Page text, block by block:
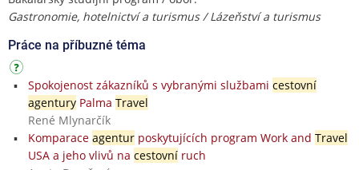
Gastronomie, hotelnictví a turismus / Lázeňství a turismus
Práce na příbuzné téma
Spokojenost zákazníků s vybranými službami cestovní
agenturyPalma Travel
René Mlynarčík
Komparace agenturposkytujících program Work and Travel
USA a jeho vlivů na cestovníruch